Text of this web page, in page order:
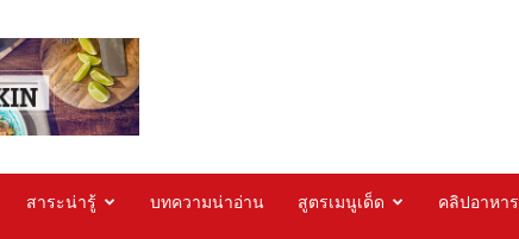
สาระน่ารู้ บทความน่าอ่าน สูตรเมนูเด็ด คลิปอาหาร